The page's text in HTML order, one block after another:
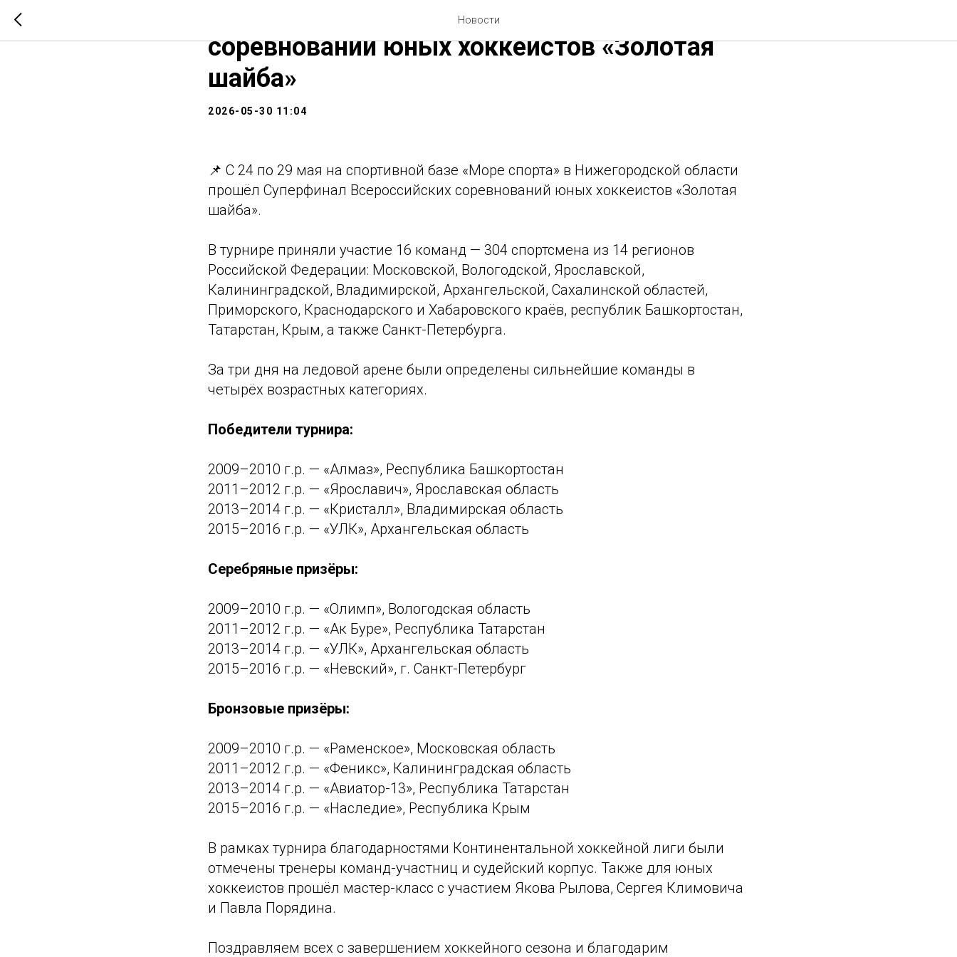
Новости
Завершился финал Всероссийских
соревнований юных хоккеистов «Золотая
шайба»
2026-05-30 11:04
📌 С 24 по 29 мая на спортивной базе «Море спорта» в Нижегородской области
прошёл Суперфинал Всероссийских соревнований юных хоккеистов «Золотая
шайба».
В турнире приняли участие 16 команд — 304 спортсмена из 14 регионов
Российской Федерации: Московской, Вологодской, Ярославской,
Калининградской, Владимирской, Архангельской, Сахалинской областей,
Приморского, Краснодарского и Хабаровского краёв, республик Башкортостан,
Татарстан, Крым, а также Санкт-Петербурга.
За три дня на ледовой арене были определены сильнейшие команды в
четырёх возрастных категориях.
Победители турнира:
2009–2010 г.р. — «Алмаз», Республика Башкортостан
2011–2012 г.р. — «Ярославич», Ярославская область
2013–2014 г.р. — «Кристалл», Владимирская область
2015–2016 г.р. — «УЛК», Архангельская область
Серебряные призёры:
2009–2010 г.р. — «Олимп», Вологодская область
2011–2012 г.р. — «Ак Буре», Республика Татарстан
2013–2014 г.р. — «УЛК», Архангельская область
2015–2016 г.р. — «Невский», г. Санкт-Петербург
Бронзовые призёры:
2009–2010 г.р. — «Раменское», Московская область
2011–2012 г.р. — «Феникс», Калининградская область
2013–2014 г.р. — «Авиатор-13», Республика Татарстан
2015–2016 г.р. — «Наследие», Республика Крым
В рамках турнира благодарностями Континентальной хоккейной лиги были
отмечены тренеры команд-участниц и судейский корпус. Также для юных
хоккеистов прошёл мастер-класс с участием Якова Рылова, Сергея Климовича
и Павла Порядина.
Поздравляем всех с завершением хоккейного сезона и благодарим